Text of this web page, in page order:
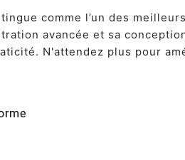
comme l’un des
avancée et sa
N'attendez plus pour